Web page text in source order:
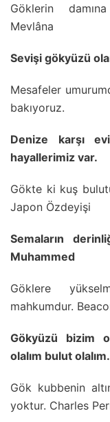
Göklerin
Mevlâna
Sevişi gökyüzü
Mesafeler
bakıyoruz.
Denize karşı
hayallerimiz var.
Gökte ki kuş
Japon Özdeyişi
Semaların
Muhammed
Göklere
mahkumdur.
Gökyüzü bizim
olalım bulut olalım.
Gök kubbenin
yoktur. Charles